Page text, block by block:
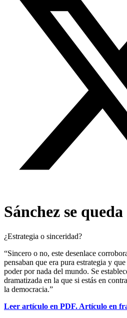
Sánchez se queda
¿Estrategia o sinceridad?
“Sincero o no, este desenlace
pensaban que era pura estrategia y
poder por nada del mundo. Se
dramatizada en la que si estás en
la democracia.”
Leer artículo en PDF. Artículo en